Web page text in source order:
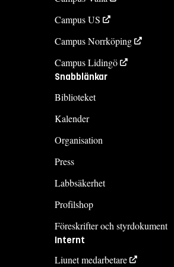
Campus US
Campus Norrköping
Campus Lidingö
Snabblänkar
Biblioteket
Kalender
Organisation
Press
Labbsäkerhet
Profilshop
Föreskrifter och styrdokument
Internt
Liunet medarbetare